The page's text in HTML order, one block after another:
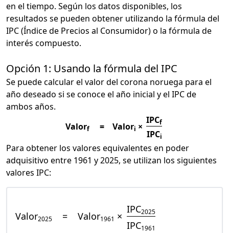
en el tiempo. Según los datos disponibles, los
resultados se pueden obtener utilizando la fórmula del
IPC (Índice de Precios al Consumidor) o la fórmula de
interés compuesto.
Opción 1: Usando la fórmula del IPC
Se puede calcular el valor del corona noruega para el
año deseado si se conoce el año inicial y el IPC de
ambos años.
Valorf = Valori ×
IPCf
IPCi
Para obtener los valores equivalentes en poder
adquisitivo entre 1961 y 2025, se utilizan los siguientes
valores IPC:
Valor2025 = Valor1961 ×
IPC2025
IPC1961